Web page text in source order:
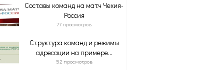
Составы команд на матч Чехия-
Россия
77 просмотров
Структура команд и режимы
адресации на примере...
52 просмотров